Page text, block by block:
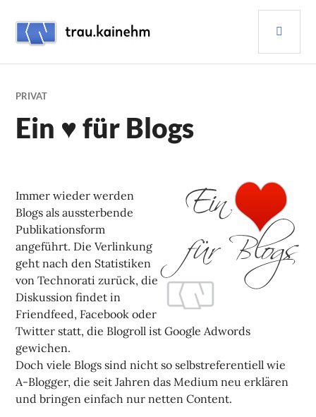
content
TRAU.KAINEHM
PRIVAT
Ein ♥ für Blogs
Immer wieder werden
Blogs als aussterbende
Publikationsform
angeführt. Die Verlinkung
geht nach den Statistiken
von Technorati zurück, die
Diskussion findet in
Friendfeed, Facebook oder
Twitter statt, die Blogroll ist Google Adwords
gewichen.
Doch viele Blogs sind nicht so selbstreferentiell wie
A-Blogger, die seit Jahren das Medium neu erklären
und bringen einfach nur netten Content.